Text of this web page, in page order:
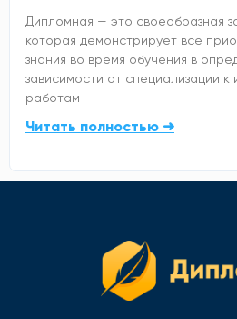
Дипломная — это своеобразная
которая демонстрирует все
знания во время обучения в
зависимости от специализации к
работам
Читать полностью ➜